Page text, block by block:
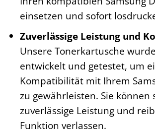
einsetzen und sofort
Zuverlässige Leistung und
Unsere Tonerkartusche
entwickelt und getestet, um
Kompatibilität mit Ihrem
zu gewährleisten. Sie können
zuverlässige Leistung und
Funktion verlassen.